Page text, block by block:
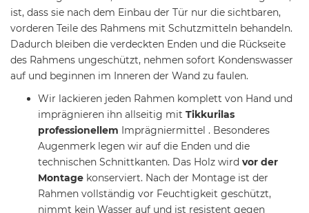
ist, dass sie nach dem Einbau der Tür nur die sichtbaren,
vorderen Teile des Rahmens mit Schutzmitteln behandeln.
Dadurch bleiben die verdeckten Enden und die Rückseite
des Rahmens ungeschützt, nehmen sofort Kondenswasser
auf und beginnen im Inneren der Wand zu faulen.
Wir lackieren jeden Rahmen komplett von Hand und
imprägnieren ihn allseitig mit Tikkurilas
professionellem Imprägniermittel . Besonderes
Augenmerk legen wir auf die Enden und die
technischen Schnittkanten. Das Holz wird vor der
Montage konserviert. Nach der Montage ist der
Rahmen vollständig vor Feuchtigkeit geschützt,
nimmt kein Wasser auf und ist resistent gegen